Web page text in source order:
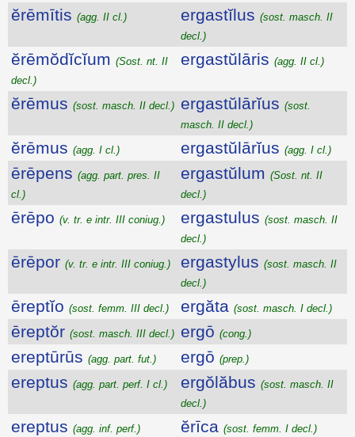
ĕrēmītis (agg. II cl.) ergastĭlus (sost. masch. II
decl.)
ĕrēmŏdĭcĭum (Sost. nt. II
decl.)
ergastŭlāris (agg. II cl.)
ĕrēmus (sost. masch. II decl.) ergastŭlārĭus (sost.
masch. II decl.)
ĕrēmus (agg. I cl.) ergastŭlārĭus (agg. I cl.)
ērēpens (agg. part. pres. II
cl.)
ergastŭlum (Sost. nt. II
decl.)
ērēpo (v. tr. e intr. III coniug.) ergastulus (sost. masch. II
decl.)
ērēpor (v. tr. e intr. III coniug.) ergastylus (sost. masch. II
decl.)
ēreptĭo (sost. femm. III decl.) ergăta (sost. masch. I decl.)
ēreptŏr (sost. masch. III decl.) ergō (cong.)
ereptūrūs (agg. part. fut.) ergō (prep.)
ereptus (agg. part. perf. I cl.) ergŏlăbus (sost. masch. II
decl.)
ereptus (agg. inf. perf.) ĕrīca (sost. femm. I decl.)